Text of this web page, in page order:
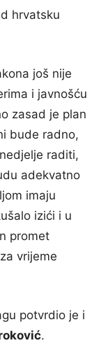
hrvatsku
još nije
i javnošću
zasad je plan
bude radno,
raditi,
adekvatno
imaju
izići i u
promet
vrijeme
potvrdio je i
.